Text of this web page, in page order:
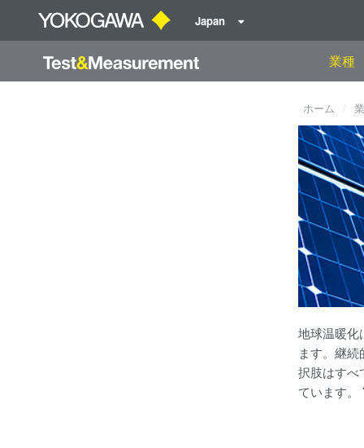
Japan
業種
ホーム
地球温暖化
ます。継
択肢はすべ
ています。